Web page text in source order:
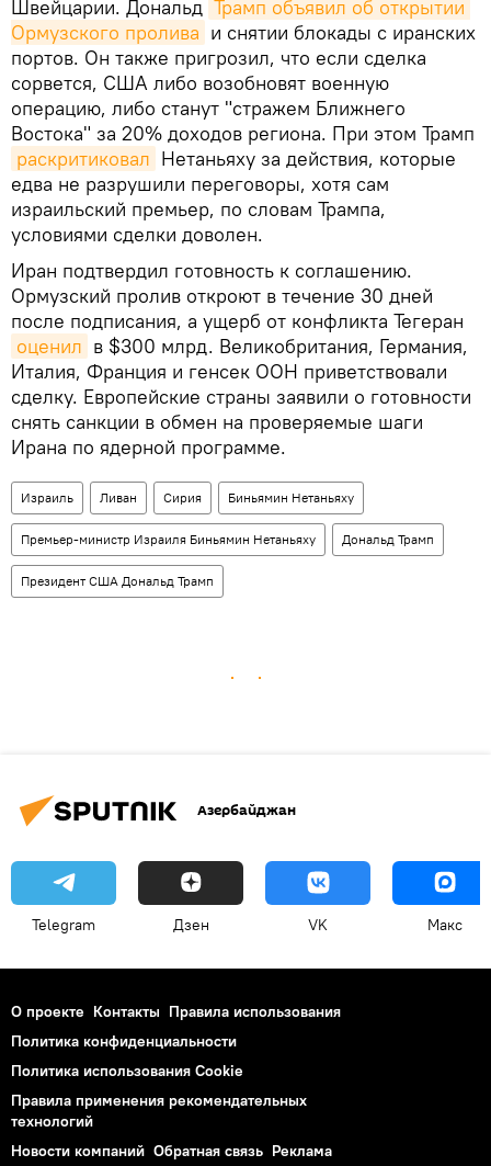
Швейцарии. Дональд Трамп объявил об открытии
Ормузского пролива и снятии блокады с иранских
портов. Он также пригрозил, что если сделка
сорвется, США либо возобновят военную
операцию, либо станут "стражем Ближнего
Востока" за 20% доходов региона. При этом Трамп
раскритиковал Нетаньяху за действия, которые
едва не разрушили переговоры, хотя сам
израильский премьер, по словам Трампа,
условиями сделки доволен.
Иран подтвердил готовность к соглашению.
Ормузский пролив откроют в течение 30 дней
после подписания, а ущерб от конфликта Тегеран
оценил в $300 млрд. Великобритания, Германия,
Италия, Франция и генсек ООН приветствовали
сделку. Европейские страны заявили о готовности
снять санкции в обмен на проверяемые шаги
Ирана по ядерной программе.
Израиль Ливан Сирия Биньямин Нетаньяху
Премьер-министр Израиля Биньямин Нетаньяху Дональд Трамп
Президент США Дональд Трамп
Азербайджан
Telegram Дзен VK Макс
О проекте Контакты Правила использования
Политика конфиденциальности
Политика использования Cookie
Правила применения рекомендательных
технологий
Новости компаний Обратная связь Реклама